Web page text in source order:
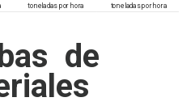
toneladas por hora toneladas por hora
de